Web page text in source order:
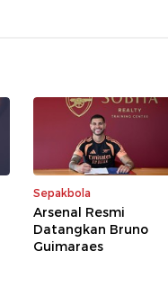
Sepakbola
Arsenal Resmi
Datangkan Bruno
Guimaraes